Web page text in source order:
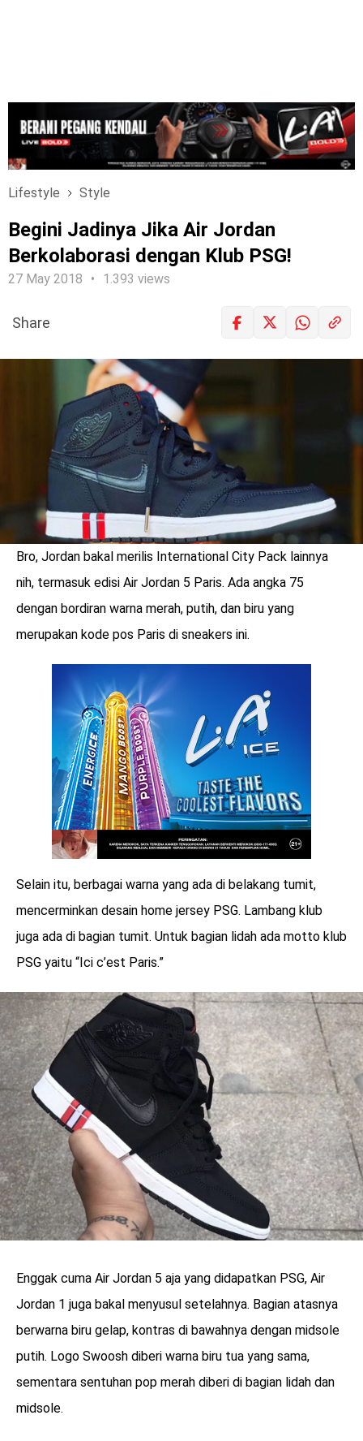
Lifestyle Style
Begini Jadinya Jika Air Jordan
Berkolaborasi dengan Klub PSG!
27 May 2018 1.393 views
menarik
Share
Bro, Jordan bakal merilis International City Pack lainnya
nih, termasuk edisi Air Jordan 5 Paris. Ada angka 75
dengan bordiran warna merah, putih, dan biru yang
merupakan kode pos Paris di sneakers ini.
Selain itu, berbagai warna yang ada di belakang tumit,
mencerminkan desain home jersey PSG. Lambang klub
juga ada di bagian tumit. Untuk bagian lidah ada motto klub
PSG yaitu “Ici c’est Paris.”
Enggak cuma Air Jordan 5 aja yang didapatkan PSG, Air
Jordan 1 juga bakal menyusul setelahnya. Bagian atasnya
berwarna biru gelap, kontras di bawahnya dengan midsole
putih. Logo Swoosh diberi warna biru tua yang sama,
sementara sentuhan pop merah diberi di bagian lidah dan
midsole.